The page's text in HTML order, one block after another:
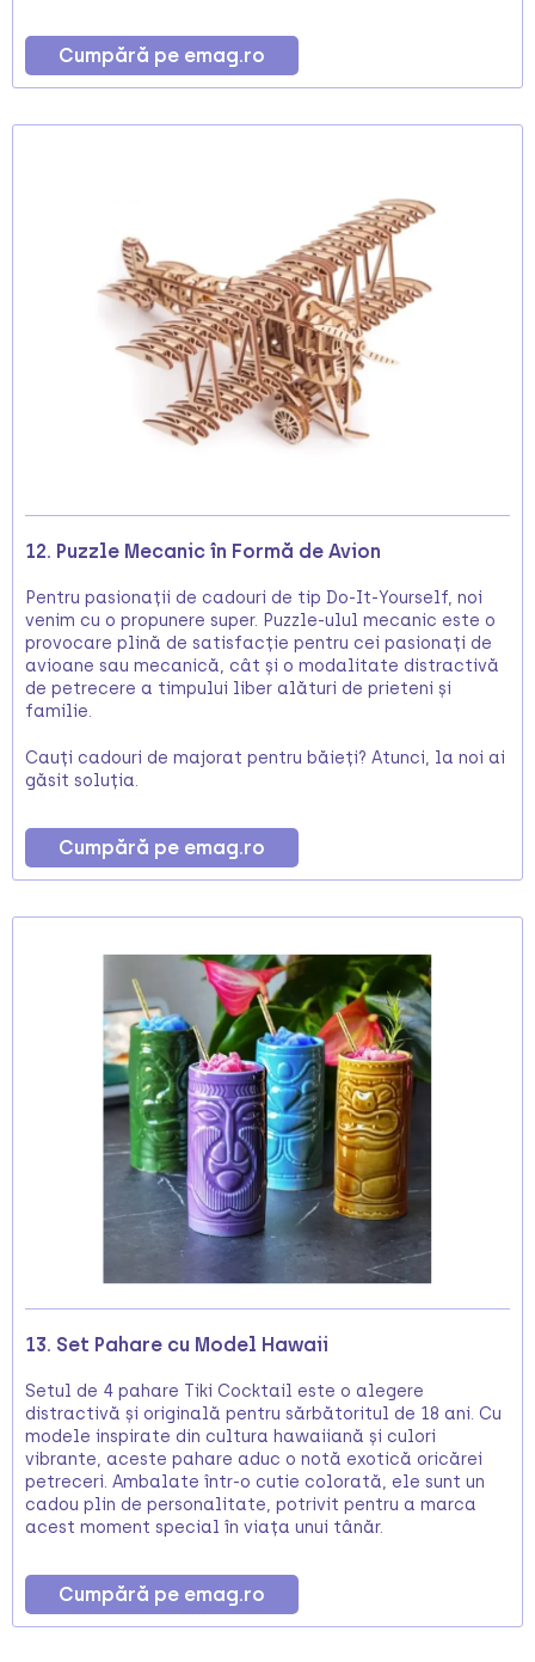
Cumpără pe emag.ro
12. Puzzle Mecanic în Formă de Avion
Pentru pasionații de cadouri de tip Do-It-Yourself, noi
venim cu o propunere super. Puzzle-ulul mecanic este o
provocare plină de satisfacție pentru cei pasionați de
avioane sau mecanică, cât și o modalitate distractivă
de petrecere a timpului liber alături de prieteni și
familie.
Cauți cadouri de majorat pentru băieți? Atunci, la noi ai
găsit soluția.
Cumpără pe emag.ro
13. Set Pahare cu Model Hawaii
Setul de 4 pahare Tiki Cocktail este o alegere
distractivă și originală pentru sărbătoritul de 18 ani. Cu
modele inspirate din cultura hawaiiană și culori
vibrante, aceste pahare aduc o notă exotică oricărei
petreceri. Ambalate într-o cutie colorată, ele sunt un
cadou plin de personalitate, potrivit pentru a marca
acest moment special în viața unui tânăr.
Cumpără pe emag.ro